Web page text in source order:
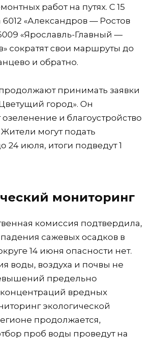
работ на путях. С 15
«Александров — Ростов
«Ярославль-Главный —
сократят свои маршруты до
и обратно.
принимать заявки
город». Он
и благоустройство
могут подать
24 июля, итоги подведут 1
мониторинг
комиссия подтвердила,
сажевых осадков в
14 июня опасности нет.
воды, воздуха и почвы не
предельно
вредных
экологической
продолжается,
проб воды проведут на